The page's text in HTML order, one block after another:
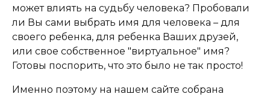
может влиять на судьбу человека? Пробовали
ли Вы сами выбрать имя для человека – для
своего ребенка, для ребенка Ваших друзей,
или свое собственное "виртуальное" имя?
Готовы поспорить, что это было не так просто!
Именно поэтому на нашем сайте собрана